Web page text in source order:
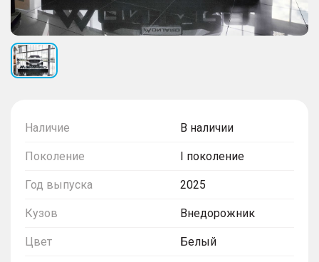
Наличие В наличии
Поколение I поколение
Год выпуска 2025
Кузов Внедорожник
Цвет Белый